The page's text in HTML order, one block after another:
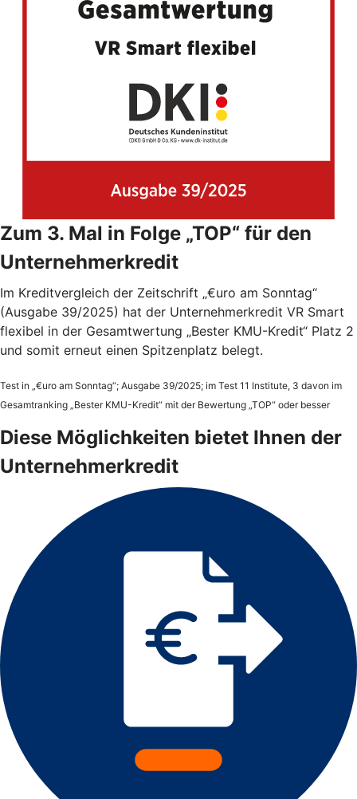
Zum 3. Mal in Folge „TOP“ für den
Unternehmerkredit
Im Kreditvergleich der Zeitschrift „€uro am Sonntag“
(Ausgabe 39/2025) hat der Unternehmerkredit VR Smart
flexibel in der Gesamtwertung „Bester KMU-Kredit“ Platz 2
und somit erneut einen Spitzenplatz belegt.
Test in „€uro am Sonntag“; Ausgabe 39/2025; im Test 11 Institute, 3 davon im
Gesamtranking „Bester KMU-Kredit“ mit der Bewertung „TOP“ oder besser
Diese Möglichkeiten bietet Ihnen der
Unternehmerkredit